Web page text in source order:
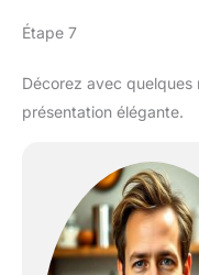
Étape 7
Décorez avec quelques
présentation élégante.